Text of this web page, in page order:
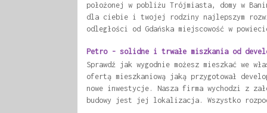
położonej w pobliżu Trójmiasta, domy w
dla ciebie i twojej rodziny najlepszym
odległości od Gdańska miejscowość w
Petro - solidne i trwałe miszkania od
Sprawdź jak wygodnie możesz mieszkać we
ofertą mieszkaniową jaką przygotował
nowe inwestycje. Nasza firma wychodzi z
budowy jest jej lokalizacja. Wszystko